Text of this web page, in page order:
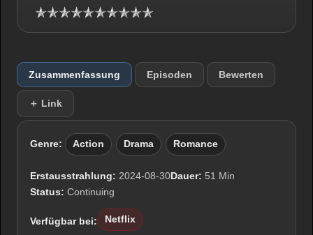
Zusammenfassung Episoden Bewerten
＋ Link
Genre: Action Drama Romance
Erstausstrahlung: 2024-08-30Dauer: 51 Min
Status: Continuing
Verfügbar bei: Netflix